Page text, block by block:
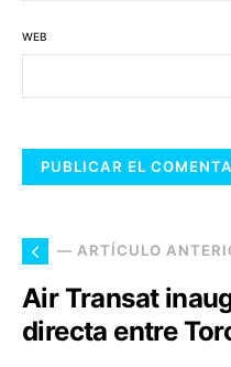
WEB
— ARTÍCULO
Air Transat
directa entre